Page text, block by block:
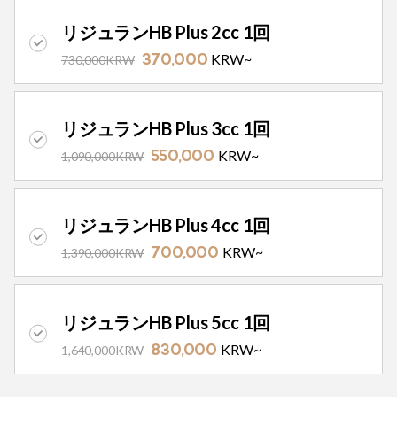
リジュランHB Plus 2cc 1回
730,000KRW 370,000 KRW~
リジュランHB Plus 3cc 1回
1,090,000KRW 550,000 KRW~
リジュランHB Plus 4cc 1回
1,390,000KRW 700,000 KRW~
リジュランHB Plus 5cc 1回
1,640,000KRW 830,000 KRW~